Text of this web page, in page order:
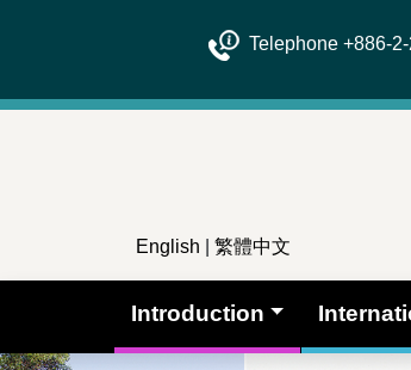
Telephone +886-
English 繁體中文
Introduction